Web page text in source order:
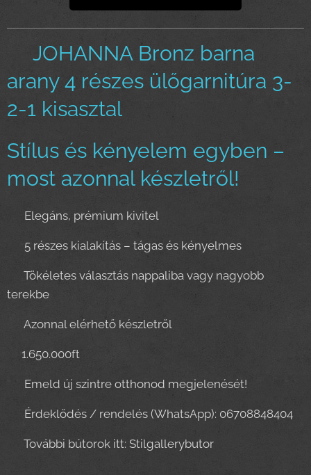
✨JOHANNA Bronz barna
arany 4 részes ülőgarnitúra 3-
2-1 kisasztal ✨
Stílus és kényelem egyben –
most azonnal készletről!
✔ Elegáns, prémium kivitel
✔ 5 részes kialakítás – tágas és kényelmes
✔ Tökéletes választás nappaliba vagy nagyobb
terekbe
✔ Azonnal elérhető készletről
💰1.650.000ft
💎 Emeld új szintre otthonod megjelenését!
📞 Érdeklődés / rendelés (WhatsApp): 06708848404
🌐 További bútorok itt: Stilgallerybutor